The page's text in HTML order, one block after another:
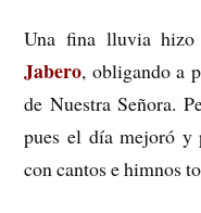
Una fina lluvia hizo
Jabero, obligando a
de Nuestra Señora.
pues el día mejoró y
con cantos e himnos